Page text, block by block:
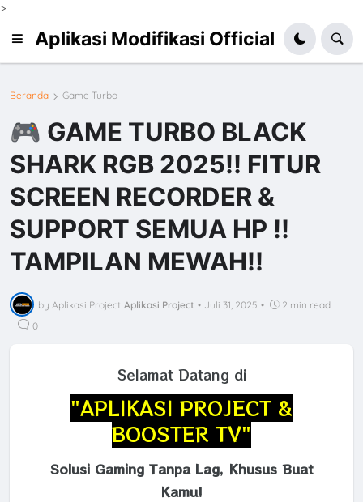
>
Aplikasi Modifikasi Official
Beranda Game Turbo
🎮 GAME TURBO BLACK
SHARK RGB 2025‼️ FITUR
SCREEN RECORDER &
SUPPORT SEMUA HP ‼️
TAMPILAN MEWAH‼️
by Aplikasi Project Aplikasi Project • Juli 31, 2025 •
2 min read
0
Selamat Datang di
"APLIKASI PROJECT &
BOOSTER TV"
Solusi Gaming Tanpa Lag, Khusus Buat
Kamu!